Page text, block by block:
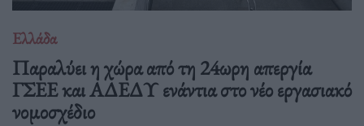
Ελλάδα
Παραλύει η χώρα από τη 24ωρη απεργία
ΓΣΕΕ και ΑΔΕΔΥ ενάντια στο νέο εργασιακό
νομοσχέδιο